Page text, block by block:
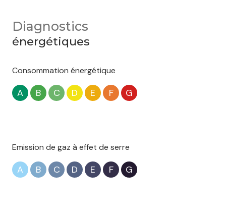
Diagnostics
énergétiques
Consommation énergétique
A B C D E F G
Emission de gaz à effet de serre
A B C D E F G